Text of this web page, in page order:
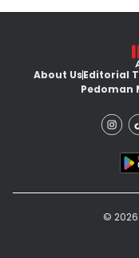
About UsEditorial
Pedoman
© 2026